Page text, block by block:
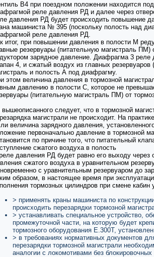
В4 при поездном положении находится
реле давления РД и далее через
давления РД будет происходить повышение
машиниста № 395 (поскольку полость над
реле давления РД.
итог, при повышении давления в полости М
резервуары (питательную магистраль
зарядное давление. Диафрагма 3 реле
4, и сжатый воздух из главных
и полость А под диафрагму.
этом величина давления в тормозной
давлению в полости С, которое не
(питательную магистраль ПМ) от
вышеописанного следует, что в тормозной
магистрали не происходит. На
величина зарядного давления,
первоначально давление в тормозной
по причине того, что питательный
сжатого воздуха в полость
давления РД будет равно его выходу через
сжатого воздуха в уравнительном
с уравнительным резервуаром до
образом, в настоящее время при
тормозных цилиндров при смене кабин
> применять краны машиниста по
происходить перезарядки тормозной
> устанавливать специальное устройство,
промежуточной части, на которую будет
тормозного оборудования Е.300Т,
> в требованиях нормативных документов
перезарядки тормозной магистрали
аналогии с локомотивами без блокировочных